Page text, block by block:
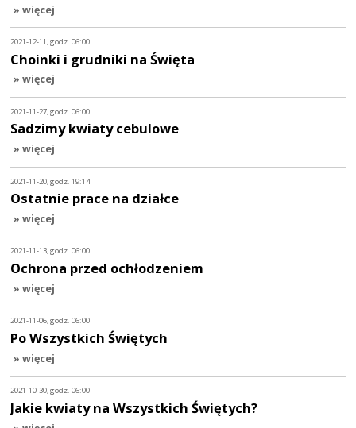
» więcej
2021-12-11, godz. 06:00
Choinki i grudniki na Święta
» więcej
2021-11-27, godz. 06:00
Sadzimy kwiaty cebulowe
» więcej
2021-11-20, godz. 19:14
Ostatnie prace na działce
» więcej
2021-11-13, godz. 06:00
Ochrona przed ochłodzeniem
» więcej
2021-11-06, godz. 06:00
Po Wszystkich Świętych
» więcej
2021-10-30, godz. 06:00
Jakie kwiaty na Wszystkich Świętych?